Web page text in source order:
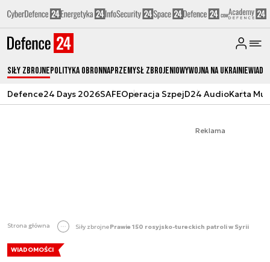
Siły zbrojnePolityka obronnaPrzemysł ZbrojeniowyWojna na Ukrainie
Defence24 Days 2026SAFEOperacja SzpejD24 AudioKarta
Reklama
Strona główna Siły zbrojnePrawie 150 rosyjsko-tureckich patroli w Syrii
WIADOMOŚCI